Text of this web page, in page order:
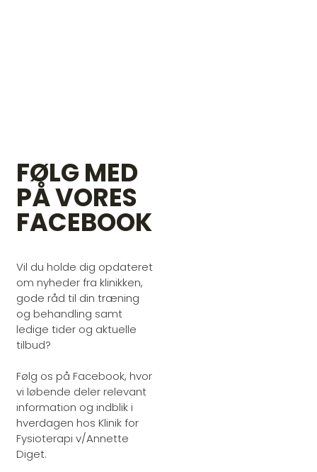
FØLG MED
PÅ VORES
FACEBOOK
Vil du holde dig opdateret
om nyheder fra klinikken,
gode råd til din træning
og behandling samt
ledige tider og aktuelle
tilbud?
Følg os på Facebook, hvor
vi løbende deler relevant
information og indblik i
hverdagen hos Klinik for
Fysioterapi v/Annette
Diget.